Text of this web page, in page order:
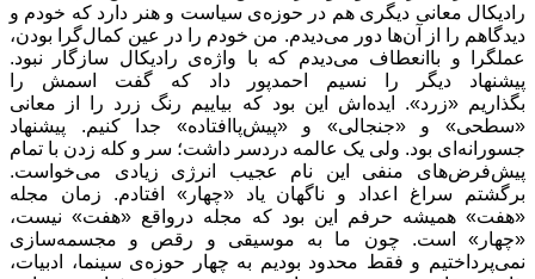
رادیکال معانی دیگری هم در حوزه‌ی سیاست و هنر دارد که خودم و
دیدگاهم را از آن‌ها دور می‌‌دیدم. من خودم را در عین کمال‌گرا بودن،
عملگرا و باانعطاف می‌دیدم که با واژه‌‌ی رادیکال سازگار نبود.
پیشنهاد دیگر را نسیم احمدپور داد که گفت اسمش را
بگذاریم «زرد». ایده‌اش این بود که بیاییم رنگ زرد را از معانی
«سطحی» و «جنجالی» و «پیش‌پاافتاده» جدا کنیم. پیشنهاد
جسورانه‌ای بود. ولی یک عالمه دردسر داشت؛ سر و کله‌ زدن با تمام
پیش‌فرض‌های منفی این نام عجیب انرژی زیادی می‌خواست.
برگشتم سراغ اعداد و ناگهان یاد «چهار» افتادم. زمان مجله
«هفت» همیشه حرفم این بود که مجله درواقع «هفت» نیست،
«چهار» است. چون ما به موسیقی و رقص و مجسمه‌سازی
نمی‌پرداختیم و فقط محدود بودیم به چهار حوزه‌‌ی سینما، ادبیات،